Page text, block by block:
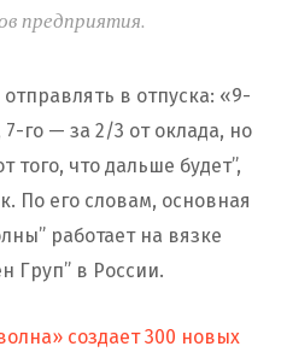
предприятия.
в отпуска: «9-
7-го — за 2/3 от оклада, но
того, что дальше будет”,
По его словам, основная
работает на вязке
Груп” в России.
создает 300 новых